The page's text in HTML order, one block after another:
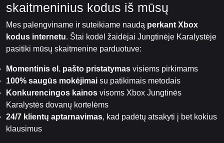
skaitmeninius kodus iš mūsų
Mes palengviname ir suteikiame naudą perkant Xbox
kodus internetu. Štai kodėl žaidėjai Jungtinėje Karalystėje
pasitiki mūsų skaitmenine parduotuve:
Momentinis el. pašto pristatymas visiems pirkimams
100% saugūs mokėjimai su patikimais metodais
Konkurencingos kainos visoms Xbox Jungtinės
Karalystės dovanų kortelėms
24/7 klientų aptarnavimas, kad padėtų atsakyti į bet kokius
klausimus